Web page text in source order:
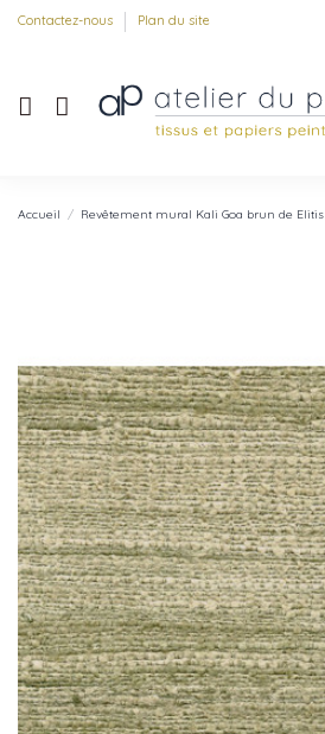
Contactez-nous Plan du site
Accueil Revêtement mural Kali Goa brun de Elitis